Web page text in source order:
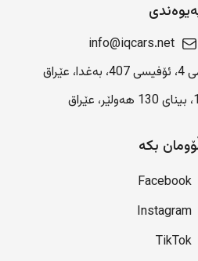
info@iqcars.net
بکە
Facebook
Instagram
TikTok